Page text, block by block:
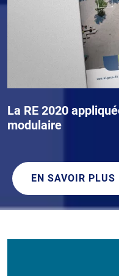
La RE 2020
modulaire
EN SAVOIR PLUS